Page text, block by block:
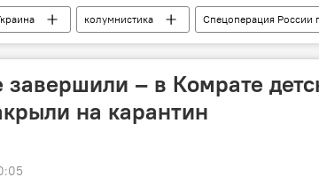
колумнистика Спецоперация России
– в Комрате
на карантин